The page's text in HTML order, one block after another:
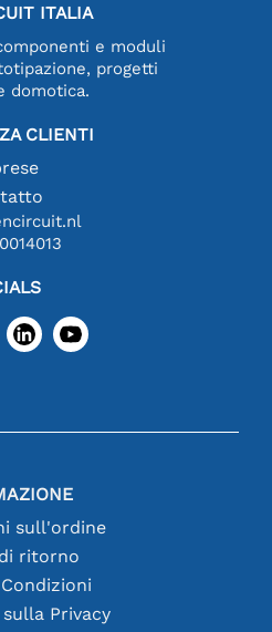
ITALIA
e moduli
progetti
domotica.
CLIENTI
sull'ordine
ritorno
Privacy